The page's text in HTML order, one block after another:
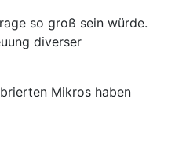
so groß sein würde.
diverser
Mikros haben